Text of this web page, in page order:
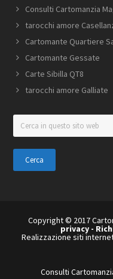
Consulti Cartomanzia
tarocchi amore
Cartomante Quartiere
Cartomante Gessate
Carte Sibilla QT8
tarocchi amore Galliate
Cerca
in
questo
sito
web
Copyright © 2017
privacy -
Realizzazione siti
Consulti